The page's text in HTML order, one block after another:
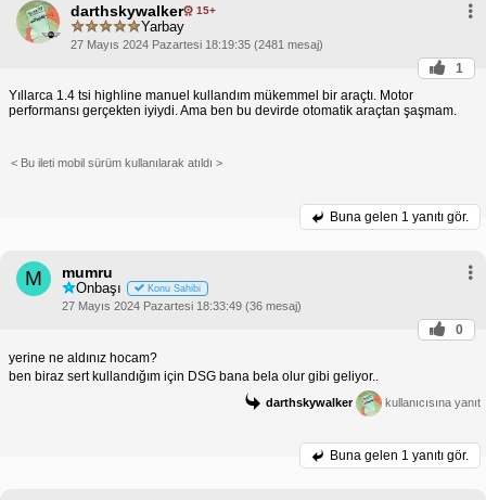
darthskywalker 15+
Yarbay
27 Mayıs 2024 Pazartesi 18:19:35 (2481 mesaj)
1
Yıllarca 1.4 tsi highline manuel kullandım mükemmel bir araçtı. Motor
performansı gerçekten iyiydi. Ama ben bu devirde otomatik araçtan şaşmam.
< Bu ileti mobil sürüm kullanılarak atıldı >
Buna gelen 1 yanıtı gör.
M mumru
Onbaşı Konu Sahibi
27 Mayıs 2024 Pazartesi 18:33:49 (36 mesaj)
0
yerine ne aldınız hocam?
ben biraz sert kullandığım için DSG bana bela olur gibi geliyor..
darthskywalker kullanıcısına yanıt
Buna gelen 1 yanıtı gör.